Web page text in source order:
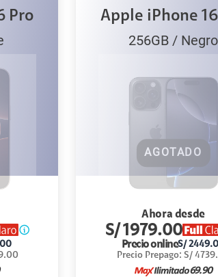
Pro
Apple iPhone
256GB / Negro
AGOTADO
Ahora desde
S/1979.00
Precio onlineS/
Precio Prepago: S/
69.90